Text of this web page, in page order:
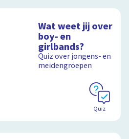
Wat weet jij over
boy- en
girlbands?
Quiz over jongens- en
meidengroepen
Quiz